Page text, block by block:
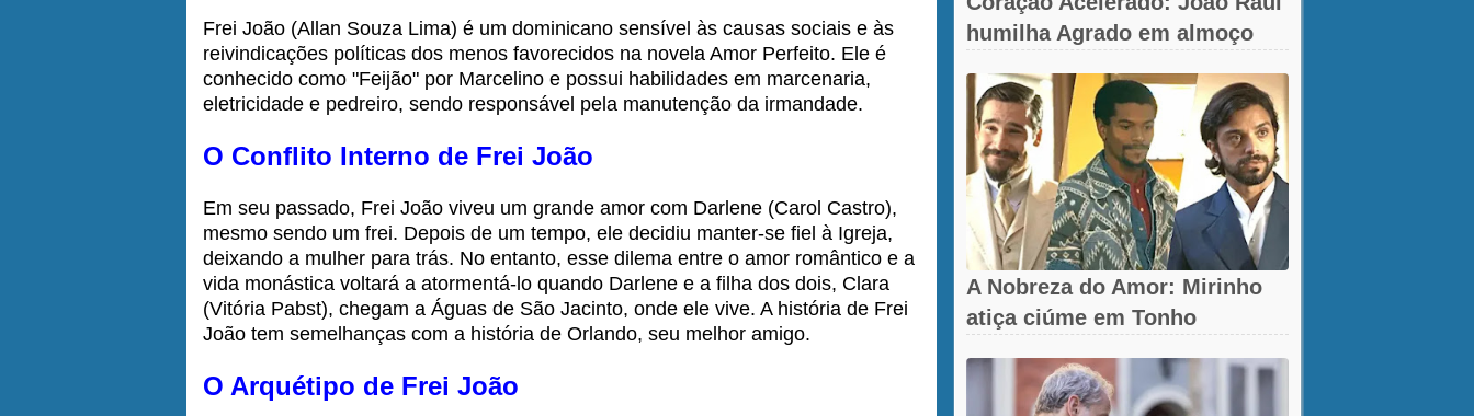
Frei João (Allan Souza Lima) é um dominicano sensível às causas sociais e às
reivindicações políticas dos menos favorecidos na novela Amor Perfeito. Ele é
conhecido como "Feijão" por Marcelino e possui habilidades em marcenaria,
eletricidade e pedreiro, sendo responsável pela manutenção da irmandade.
O Conflito Interno de Frei João
Em seu passado, Frei João viveu um grande amor com Darlene (Carol Castro),
mesmo sendo um frei. Depois de um tempo, ele decidiu manter-se fiel à Igreja,
deixando a mulher para trás. No entanto, esse dilema entre o amor romântico e a
vida monástica voltará a atormentá-lo quando Darlene e a filha dos dois, Clara
(Vitória Pabst), chegam a Águas de São Jacinto, onde ele vive. A história de Frei
João tem semelhanças com a história de Orlando, seu melhor amigo.
O Arquétipo de Frei João
humilha Agrado em almoço
A Nobreza do Amor: Mirinho
atiça ciúme em Tonho